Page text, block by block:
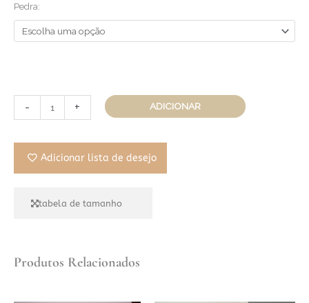
Pedra:
- + ADICIONAR
Adicionar lista de desejo
tabela de tamanho
Produtos Relacionados